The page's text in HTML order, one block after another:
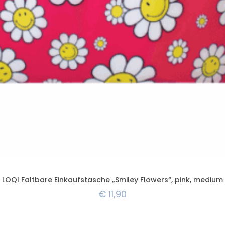
LOQI Faltbare Einkaufstasche „Smiley Flowers“, pink, medium
€ 11,90